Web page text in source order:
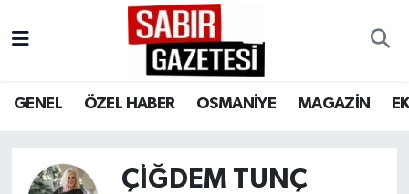
GENEL ÖZEL HABER OSMANİYE MAGAZİN
ÇIĞDEM TUNÇ
OSMANİYE
Osmaniye Nöbetçi Eczaneler
Osmaniye Trafik Yoğunluk Haritası